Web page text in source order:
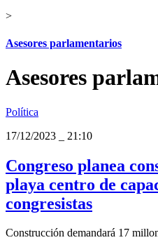
>
Asesores parlamentarios
Asesores
Política
17/12/2023
21:10
Congreso planea
playa centro de
congresistas
Construcción demandará 17